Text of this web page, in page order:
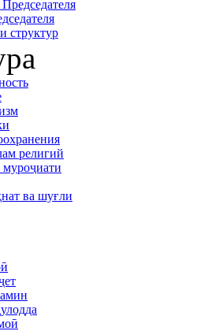
структур
религий
ва шуғли